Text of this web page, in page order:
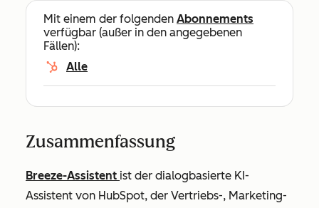
Mit einem der folgenden Abonnements
verfügbar (außer in den angegebenen
Fällen):
Alle
Zusammenfassung
Breeze-Assistent ist der dialogbasierte KI-
Assistent von HubSpot, der Vertriebs-, Marketing-